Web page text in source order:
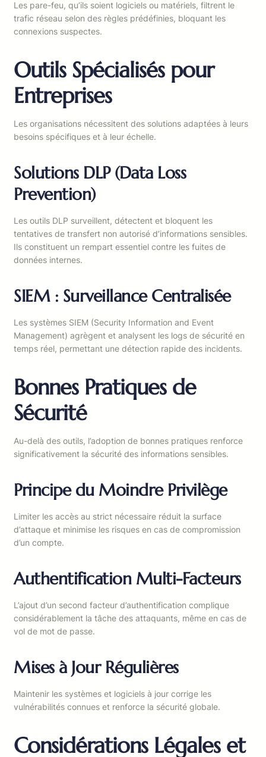
Les pare-feu, qu’ils soient logiciels ou matériels, filtrent le
trafic réseau selon des règles prédéfinies, bloquant les
connexions suspectes.
Outils Spécialisés pour
Entreprises
Les organisations nécessitent des solutions adaptées à leurs
besoins spécifiques et à leur échelle.
Solutions DLP (Data Loss
Prevention)
Les outils DLP surveillent, détectent et bloquent les
tentatives de transfert non autorisé d’informations sensibles.
Ils constituent un rempart essentiel contre les fuites de
données internes.
SIEM : Surveillance Centralisée
Les systèmes SIEM (Security Information and Event
Management) agrègent et analysent les logs de sécurité en
temps réel, permettant une détection rapide des incidents.
Bonnes Pratiques de
Sécurité
Au-delà des outils, l’adoption de bonnes pratiques renforce
significativement la sécurité des informations sensibles.
Principe du Moindre Privilège
Limiter les accès au strict nécessaire réduit la surface
d’attaque et minimise les risques en cas de compromission
d’un compte.
Authentification Multi-Facteurs
L’ajout d’un second facteur d’authentification complique
considérablement la tâche des attaquants, même en cas de
vol de mot de passe.
Mises à Jour Régulières
Maintenir les systèmes et logiciels à jour corrige les
vulnérabilités connues et renforce la sécurité globale.
Considérations Légales et